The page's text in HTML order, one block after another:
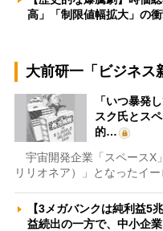
高」「制限値幅拡大」
大前研一「ビジネス
「いつ暴発
スク氏とス
的…
宇宙開発企業「スペースX
リリオネア）」となったイ
【3メガバンクは純利益5
益続出の一方で、中小企